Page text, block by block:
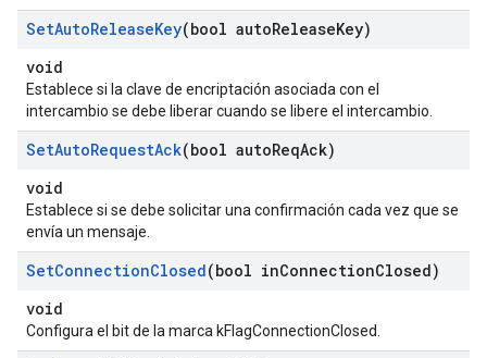
SetAutoReleaseKey(bool autoReleaseKey)
void
Establece si la clave de encriptación asociada con el
intercambio se debe liberar cuando se libere el intercambio.
SetAutoRequestAck(bool autoReqAck)
void
Establece si se debe solicitar una confirmación cada vez que se
envía un mensaje.
SetConnectionClosed(bool inConnectionClosed)
void
Configura el bit de la marca kFlagConnectionClosed.